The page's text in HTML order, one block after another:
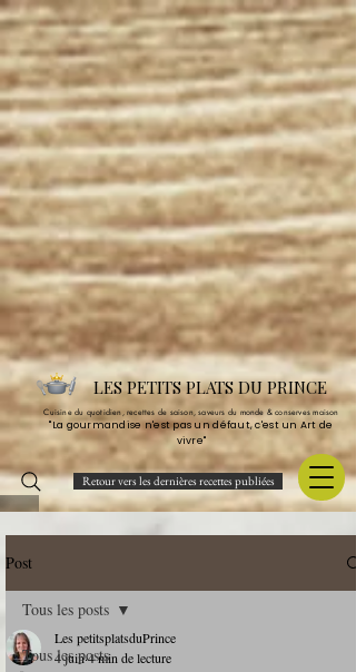
LES PETITS PLATS DU PRINCE
Cuisine du quotidien, recettes de saison, saveurs du monde & conserves maison
"La gourmandise n'est pas un défaut, c'est un Art de
vivre"
Retour vers les dernières recettes publiées
Post
Tous les posts
Tous les posts
Les petitsplatsduPrince
4 juin4 min de lecture